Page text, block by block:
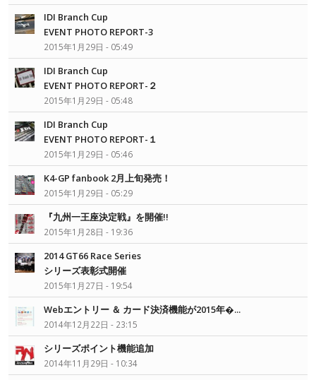
IDI Branch Cup
EVENT PHOTO REPORT-3
2015年1月29日 - 05:49
IDI Branch Cup
EVENT PHOTO REPORT-２
2015年1月29日 - 05:48
IDI Branch Cup
EVENT PHOTO REPORT-１
2015年1月29日 - 05:46
K4-GP fanbook 2月上旬発売！
2015年1月29日 - 05:29
『九州一王座決定戦』を開催!!
2015年1月28日 - 19:36
2014 GT66 Race Series
シリーズ表彰式開催
2015年1月27日 - 19:54
Webエントリー ＆ カード決済機能が2015年�...
2014年12月22日 - 23:15
シリーズポイント機能追加
2014年11月29日 - 10:34